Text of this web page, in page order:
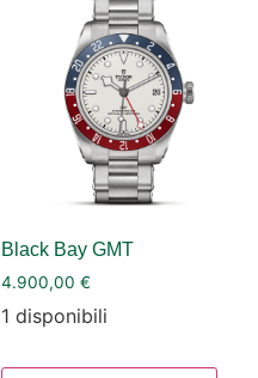
Black Bay GMT
4.900,00 €
1 disponibili